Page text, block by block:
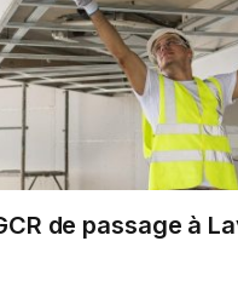
de passage à